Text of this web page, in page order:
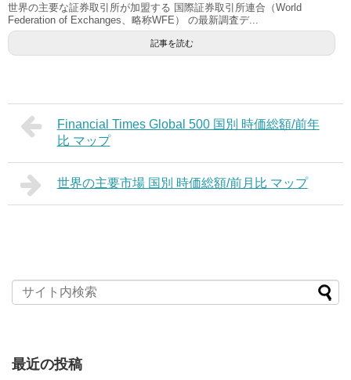
世界の主要な証券取引所が加盟する 国際証券取引所連合（World
Federation of Exchanges、略称WFE） の最新調査デ...
記事を読む
Financial Times Global 500 国別 時価総額/前年
比 マップ
世界の主要市場 国別 時価総額/前月比 マップ
最近の投稿